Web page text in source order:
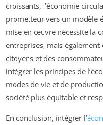
croissants, l’économie
prometteur vers un modèle
mise en œuvre nécessite la
entreprises, mais également
citoyens et des
intégrer les principes de
modes de vie et de
société plus équitable et
En conclusion, intégrer l’